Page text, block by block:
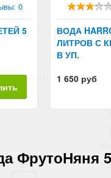
0
5
ВОДА
ЛИТРОВ С
В УП.
1 650 руб
ФрутоНяня